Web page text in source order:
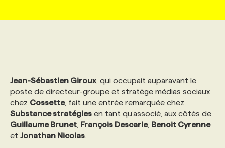
AFFAIRES DE L'INDUSTRIE
INITIATIVES NUMÉRIQUES
PRIX ET DISTINCTIONS
WEB & MÉDIAS SOCIAUX
MARKETING DURABLE
GEO/SEO
INFOLETTRE PUBLICITÉ
ANNONCEZ AVEC NOUS
CONSULTER LA CVTHÈQUE
PROFIL ENTREPRISE
FAQ
VOIR LES OFFRES
PROFIL CANDIDAT
FAQ
ANNONCEZ AVEC NOUS
NOS FORMATIONS EN LIGNE
NOS PARCOURS DE FORMATIONS
FORMATIONS PERSONNALISÉES
CHASSE DE TÊTE
SERVICE DE CHASSE DE TÊTE
NOS TARIFS
Jean-Sébastien Giroux , qui occupait auparavant le
poste de directeur-groupe et stratège médias sociaux
chez Cossette, fait une entrée remarquée chez
Substance stratégies en tant qu’associé, aux côtés de
Guillaume Brunet François Descarie, Benoit Cyrenne
et Jonathan Nicolas